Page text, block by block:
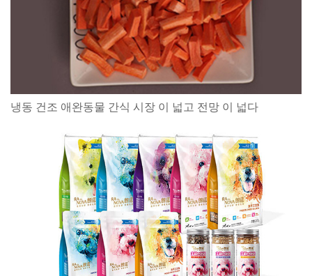
냉동 건조 애완동물 간식 시장 이 넓고 전망 이 넓다